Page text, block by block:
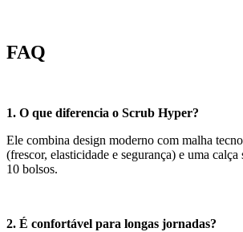
FAQ
1. O que diferencia o Scrub Hyper?
Ele combina design moderno com malha
(frescor, elasticidade e segurança) e uma
10 bolsos.
2. É confortável para longas jornadas?